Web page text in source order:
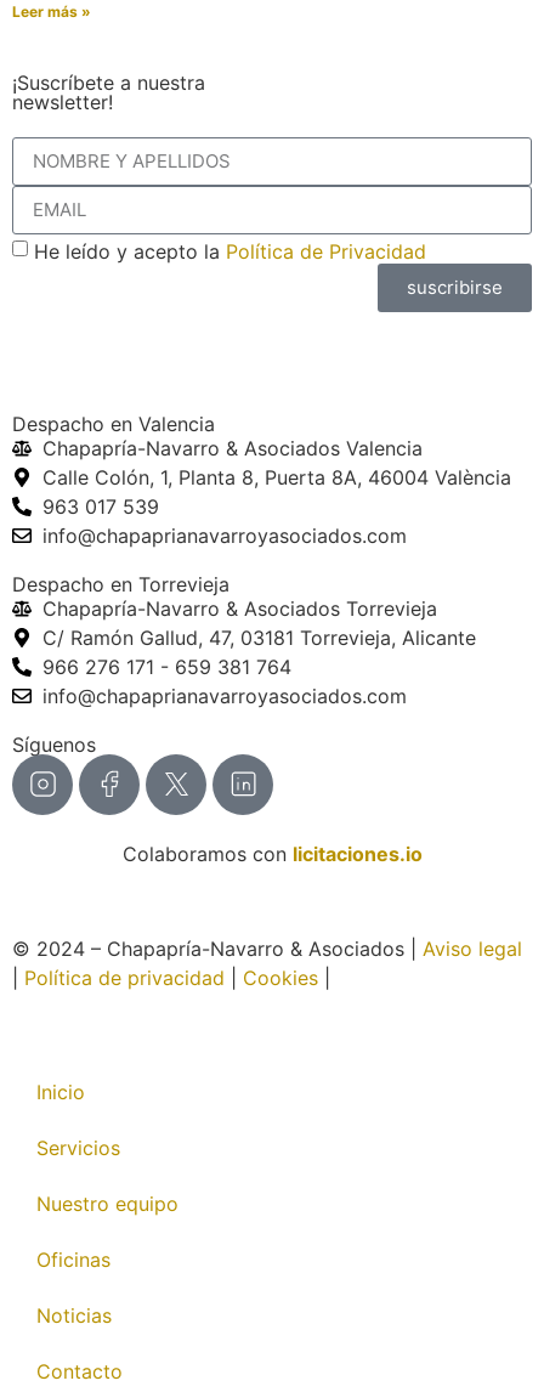
Leer más »
¡Suscríbete a nuestra
newsletter!
He leído y acepto la Política de Privacidad
suscribirse
Despacho en Valencia
Chapapría-Navarro & Asociados Valencia
Calle Colón, 1, Planta 8, Puerta 8A, 46004 València
963 017 539
info@chapaprianavarroyasociados.com
Despacho en Torrevieja
Chapapría-Navarro & Asociados Torrevieja
C/ Ramón Gallud, 47, 03181 Torrevieja, Alicante
966 276 171 - 659 381 764
info@chapaprianavarroyasociados.com
Síguenos
Colaboramos con licitaciones.io
© 2024 – Chapapría-Navarro & Asociados | Aviso legal
Política de privacidad Cookies
Inicio
Servicios
Nuestro equipo
Oficinas
Noticias
Contacto